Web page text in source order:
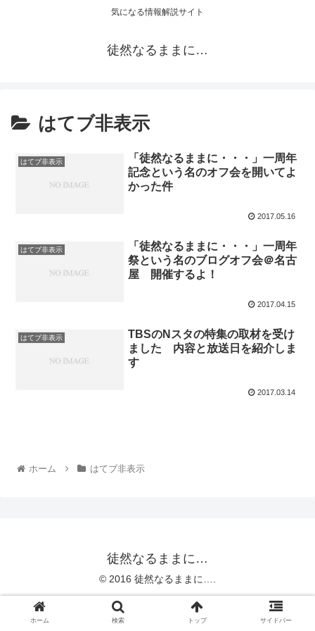
気になる情報解説サイト
徒然なるままに…
はてブ非表示
はてブ非表示
「徒然なるままに・・・」一周年
記念という名のオフ会を開いてよ
かった件
2017.05.16
はてブ非表示
「徒然なるままに・・・」一周年
祭という名のブログオフ会＠名古
屋 開催するよ！
2017.04.15
はてブ非表示
TBSのNスタの特集の取材を受け
ました 内容と放送日を紹介しま
す
2017.03.14
ホーム はてブ非表示
徒然なるままに…
© 2016 徒然なるままに….
ホーム 検索 トップ サイドバー